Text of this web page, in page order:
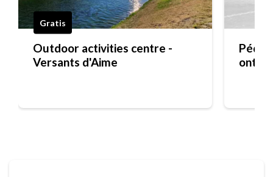
Gratis
Outdoor activities centre -
Versants d'Aime